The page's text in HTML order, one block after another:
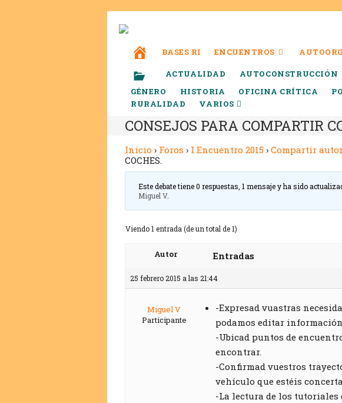
BASES RI ENCUENTROS
ACTUALIDAD AUTOCONSTRUCCIÓN
GÉNERO
HISTORIA OFICINA CRÍTICA
RURALIDAD
VARIOS
CONSEJOS PARA COMPARTIR
Inicio › Foros › I Encuentro 2015 › Compartir
COCHES.
Este debate tiene 0 respuestas, 1 mensaje y ha sido
Miguel V.
Viendo 1 entrada (de un total de 1)
Autor Entradas
25 febrero 2015 a las 21:44
Miguel V
Participante
-Expresad vuastras
podamos editar
-Ubicad puntos de
encontrar.
-Confirmad vuestros
vehículo que estéis
-La lectura de los tutoriales